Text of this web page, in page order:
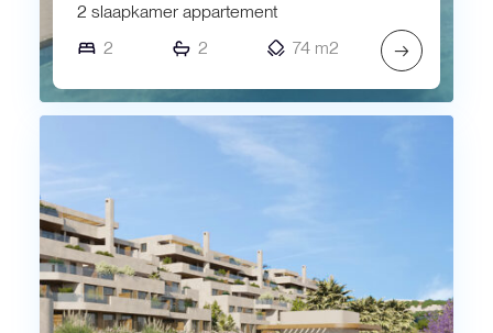
2 slaapkamer appartement
2
2 74 m2 →